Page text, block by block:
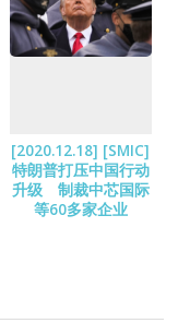
[2020.12.18] [SMIC]
特朗普打压中国行动
升级 制裁中芯国际
等60多家企业